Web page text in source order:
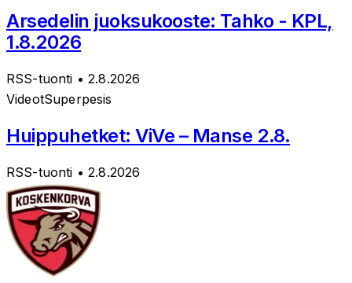
Arsedelin juoksukooste: Tahko - KPL,
1.8.2026
RSS-tuonti • 2.8.2026
VideotSuperpesis
Huippuhetket: ViVe – Manse 2.8.
RSS-tuonti • 2.8.2026